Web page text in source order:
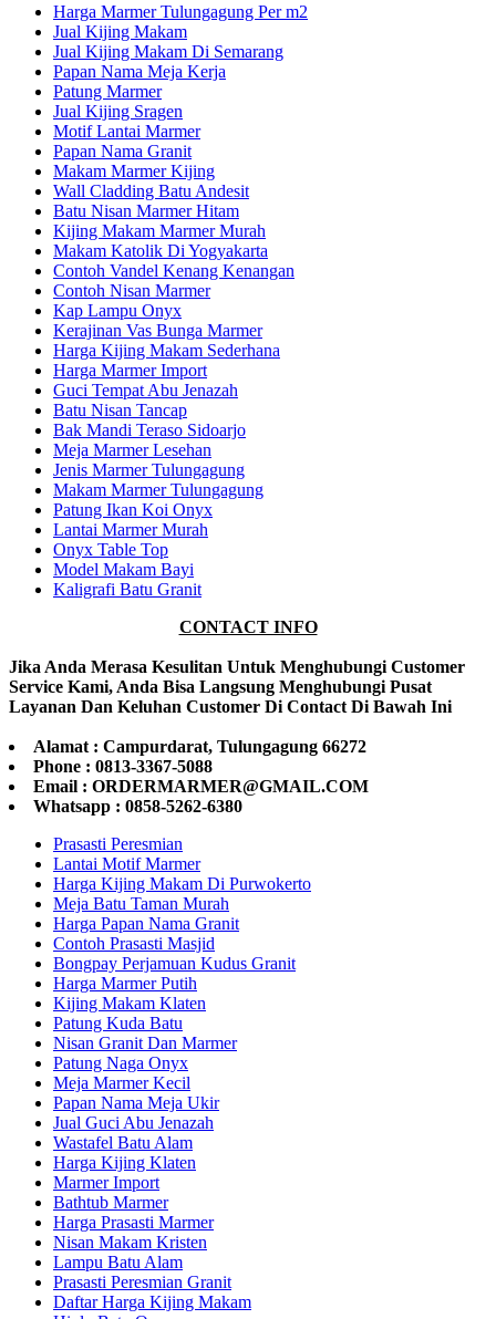
Harga Marmer Tulungagung Per m2
Jual Kijing Makam
Jual Kijing Makam Di Semarang
Papan Nama Meja Kerja
Patung Marmer
Jual Kijing Sragen
Motif Lantai Marmer
Papan Nama Granit
Makam Marmer Kijing
Wall Cladding Batu Andesit
Batu Nisan Marmer Hitam
Kijing Makam Marmer Murah
Makam Katolik Di Yogyakarta
Contoh Vandel Kenang Kenangan
Contoh Nisan Marmer
Kap Lampu Onyx
Kerajinan Vas Bunga Marmer
Harga Kijing Makam Sederhana
Harga Marmer Import
Guci Tempat Abu Jenazah
Batu Nisan Tancap
Bak Mandi Teraso Sidoarjo
Meja Marmer Lesehan
Jenis Marmer Tulungagung
Makam Marmer Tulungagung
Patung Ikan Koi Onyx
Lantai Marmer Murah
Onyx Table Top
Model Makam Bayi
Kaligrafi Batu Granit
CONTACT INFO
Jika Anda Merasa Kesulitan Untuk Menghubungi Customer
Service Kami, Anda Bisa Langsung Menghubungi Pusat
Layanan Dan Keluhan Customer Di Contact Di Bawah Ini
Alamat : Campurdarat, Tulungagung 66272
Phone : 0813-3367-5088
Email : ORDERMARMER@GMAIL.COM
Whatsapp : 0858-5262-6380
Prasasti Peresmian
Lantai Motif Marmer
Harga Kijing Makam Di Purwokerto
Meja Batu Taman Murah
Harga Papan Nama Granit
Contoh Prasasti Masjid
Bongpay Perjamuan Kudus Granit
Harga Marmer Putih
Kijing Makam Klaten
Patung Kuda Batu
Nisan Granit Dan Marmer
Patung Naga Onyx
Meja Marmer Kecil
Papan Nama Meja Ukir
Jual Guci Abu Jenazah
Wastafel Batu Alam
Harga Kijing Klaten
Marmer Import
Bathtub Marmer
Harga Prasasti Marmer
Nisan Makam Kristen
Lampu Batu Alam
Prasasti Peresmian Granit
Daftar Harga Kijing Makam